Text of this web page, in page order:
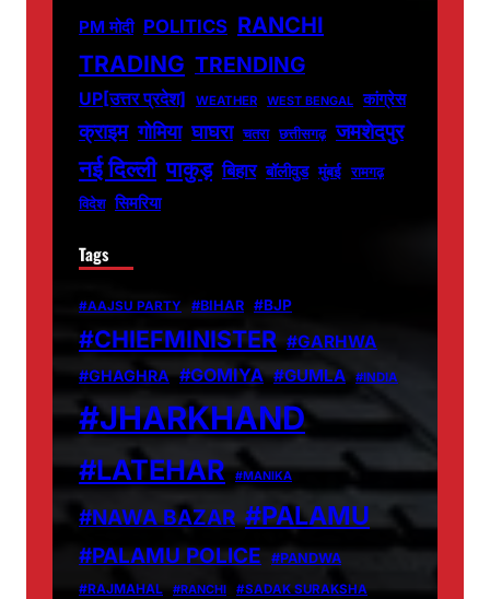
PM मोदी POLITICS RANCHI
TRADING TRENDING
UP[उत्तर प्रदेश] WEATHER WEST BENGAL कांग्रेस
क्राइम गोमिया घाघरा चतरा छत्तीसगढ़ जमशेदपुर
नई दिल्ली पाकुड़ बिहार बॉलीवुड मुंबई रामगढ़
विदेश सिमरिया
Tags
#AAJSU PARTY #BIHAR #BJP
#CHIEFMINISTER #GARHWA
#GHAGHRA #GOMIYA #GUMLA #INDIA
#JHARKHAND
#LATEHAR #MANIKA
#NAWA BAZAR #PALAMU
#PALAMU POLICE
#PANDWA
#RAJMAHAL
#RANCHI #SADAK SURAKSHA